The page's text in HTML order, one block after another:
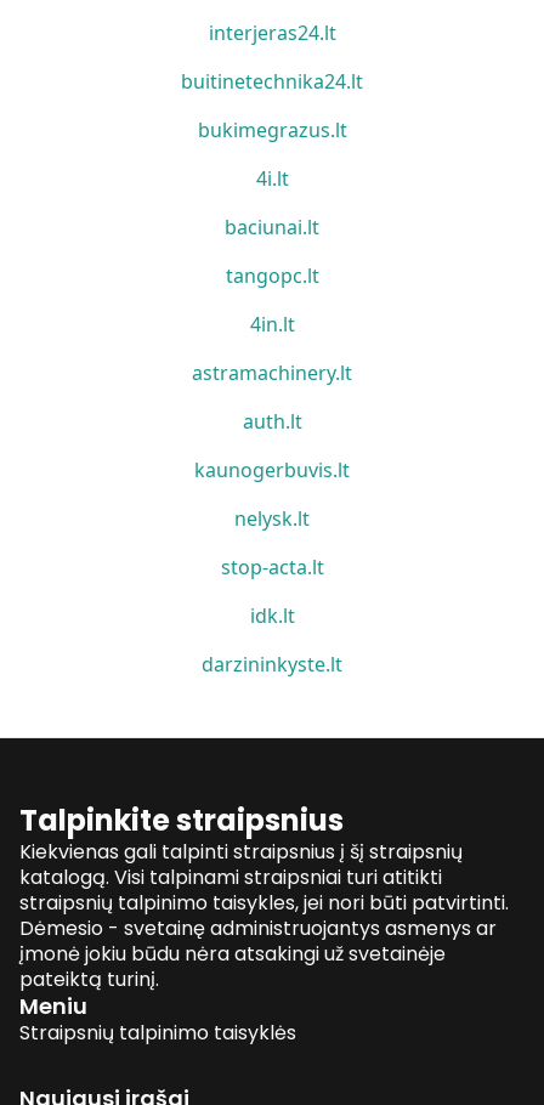
interjeras24.lt
buitinetechnika24.lt
bukimegrazus.lt
4i.lt
baciunai.lt
tangopc.lt
4in.lt
astramachinery.lt
auth.lt
kaunogerbuvis.lt
nelysk.lt
stop-acta.lt
idk.lt
darzininkyste.lt
Talpinkite straipsnius
Kiekvienas gali talpinti straipsnius į šį straipsnių
katalogą. Visi talpinami straipsniai turi atitikti
straipsnių talpinimo taisykles, jei nori būti patvirtinti.
Dėmesio - svetainę administruojantys asmenys ar
įmonė jokiu būdu nėra atsakingi už svetainėje
pateiktą turinį.
Meniu
Straipsnių talpinimo taisyklės
Naujausi įrašai